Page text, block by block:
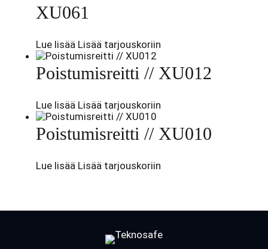
XU061
Lue lisää Lisää tarjouskoriin
Poistumisreitti // XU012
Lue lisää Lisää tarjouskoriin
Poistumisreitti // XU010
Lue lisää Lisää tarjouskoriin